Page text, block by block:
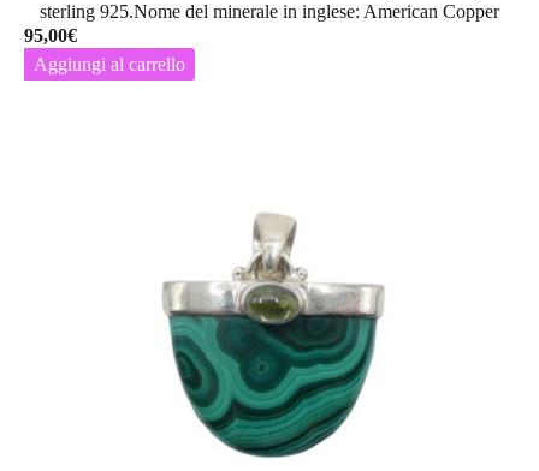
sterling 925.Nome del minerale in inglese: American Copper
95,00€
Aggiungi al carrello